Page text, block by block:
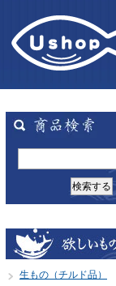
生もの（チルド品）